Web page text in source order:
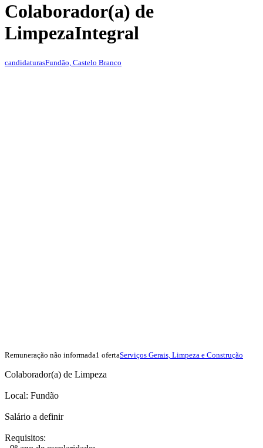
Colaborador(a) de
LimpezaIntegral
candidaturasFundão, Castelo Branco
Remuneração não informada1 ofertaServiços Gerais, Limpeza e Construção
Colaborador(a) de Limpeza
Local: Fundão
Salário a definir
Requisitos: